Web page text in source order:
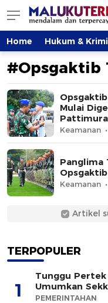
MalukuTerkini.com
Terkini,
Home Hukum &
#Opsgaktib
Mulai
Pattimura
Keamanan
Panglima
Keamanan
Artikel
TERPOPULER
1
Tunggu Pertek
Umumkan
PEMERINTAHAN